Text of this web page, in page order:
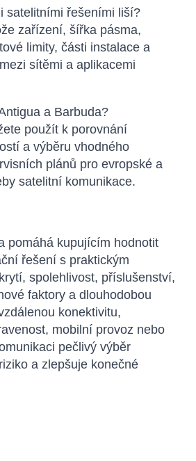
satelitními řešeními liší?
zařízení, šířka pásma,
limity, části instalace a
sítěmi a aplikacemi
a Barbuda?
použít k porovnání
a výběru vhodného
plánů pro evropské a
satelitní komunikace.
pomáhá kupujícím hodnotit
řešení s praktickým
spolehlivost, příslušenství,
faktory a dlouhodobou
konektivitu,
mobilní provoz nebo
pečlivý výběr
a zlepšuje konečné